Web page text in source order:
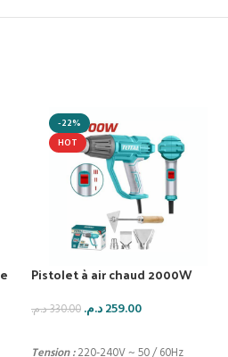
-22%
HOT
Pistolet à air chaud 2000W
330.00د.م. 259.00د.م.
Tension :220-240V ~ 50 / 60Hz